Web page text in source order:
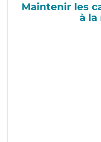
Maintenir les
à la